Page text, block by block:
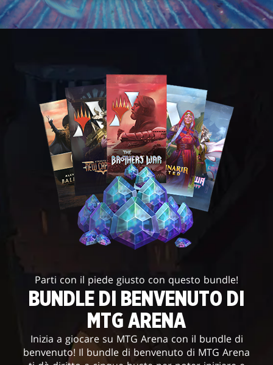
Parti con il piede giusto con questo bundle!
BUNDLE DI BENVENUTO DI
MTG ARENA
Inizia a giocare su MTG Arena con il bundle di
benvenuto! Il bundle di benvenuto di MTG Arena